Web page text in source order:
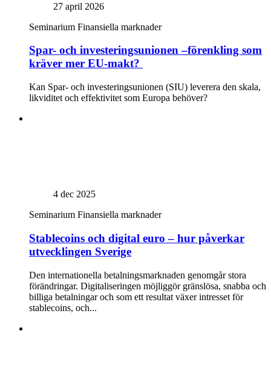
27 april 2026
Seminarium Finansiella marknader
Spar- och investeringsunionen –förenkling som
kräver mer EU-makt?
Kan Spar- och investeringsunionen (SIU) leverera den skala,
likviditet och effektivitet som Europa behöver?
4 dec 2025
Seminarium Finansiella marknader
Stablecoins och digital euro – hur påverkar
utvecklingen Sverige
Den internationella betalningsmarknaden genomgår stora
förändringar. Digitaliseringen möjliggör gränslösa, snabba och
billiga betalningar och som ett resultat växer intresset för
stablecoins, och...